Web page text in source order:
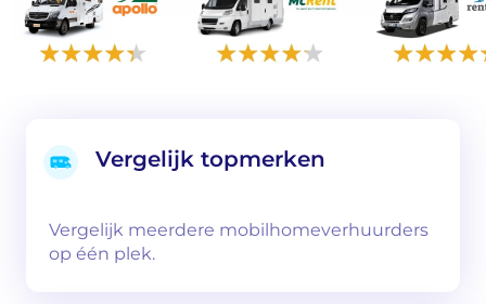
Vergelijk topmerken
Vergelijk meerdere mobilhomeverhuurders
op één plek.